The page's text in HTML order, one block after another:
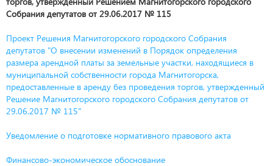
Собрания депутатов от 29.06.2017 № 115
Проект Решения Магнитогорского городского Собрания
депутатов "О внесении изменений в Порядок определения
размера арендной платы за земельные участки, находящиеся в
муниципальной собственности города Магнитогорска,
предоставленные в аренду без проведения торгов, утвержденный
Решение Магнитогорского городского Собрания депутатов от
29.06.2017 № 115"
Уведомление о подготовке нормативного правового акта
Финансово-экономическое обоснование